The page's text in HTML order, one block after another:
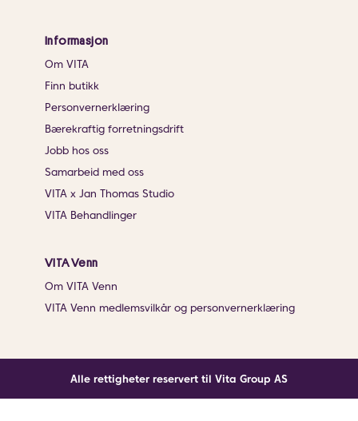
Informasjon
Om VITA
Finn butikk
Personvernerklæring
Bærekraftig forretningsdrift
Jobb hos oss
Samarbeid med oss
VITA x Jan Thomas Studio
VITA Behandlinger
VITA Venn
Om VITA Venn
VITA Venn medlemsvilkår og personvernerklæring
Alle rettigheter reservert til Vita Group AS